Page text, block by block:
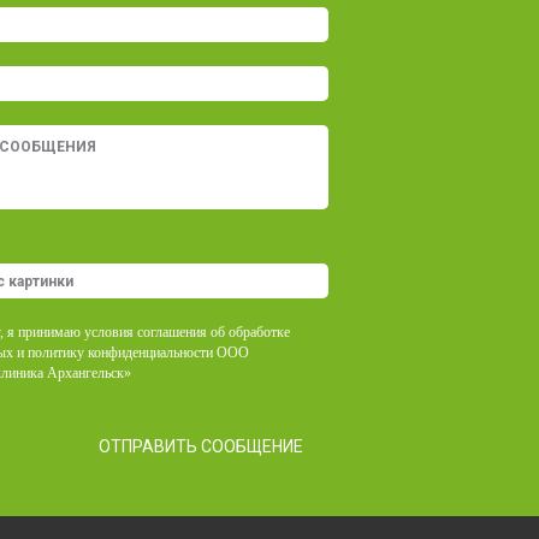
принимаю условия соглашения об обработке
и политику конфиденциальности ООО
Архангельск»